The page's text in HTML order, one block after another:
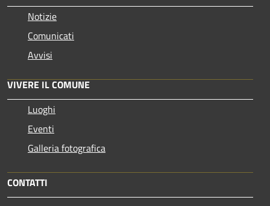
Notizie
Comunicati
Avvisi
VIVERE IL COMUNE
Luoghi
Eventi
Galleria fotografica
CONTATTI